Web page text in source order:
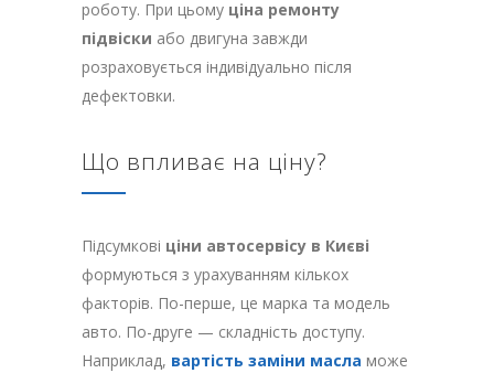
роботу. При цьому ціна ремонту
підвіски або двигуна завжди
розраховується індивідуально після
дефектовки.
Що впливає на ціну?
Підсумкові ціни автосервісу в Києві
формуються з урахуванням кількох
факторів. По-перше, це марка та модель
авто. По-друге — складність доступу.
Наприклад, вартість заміни масла може